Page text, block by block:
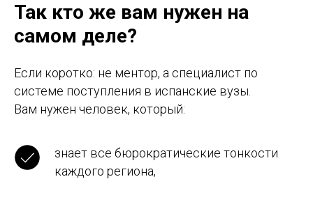
Так кто же вам нужен на
самом деле?
Если коротко: не ментор, а специалист по
системе поступления в испанские вузы.
Вам нужен человек, который:
знает все бюрократические тонкости
каждого региона,